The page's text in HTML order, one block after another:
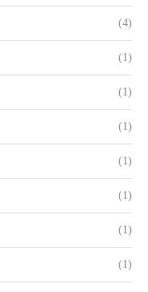
(4)
(1)
(1)
(1)
(1)
(1)
(1)
(1)